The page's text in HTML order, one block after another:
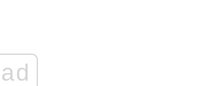
ad